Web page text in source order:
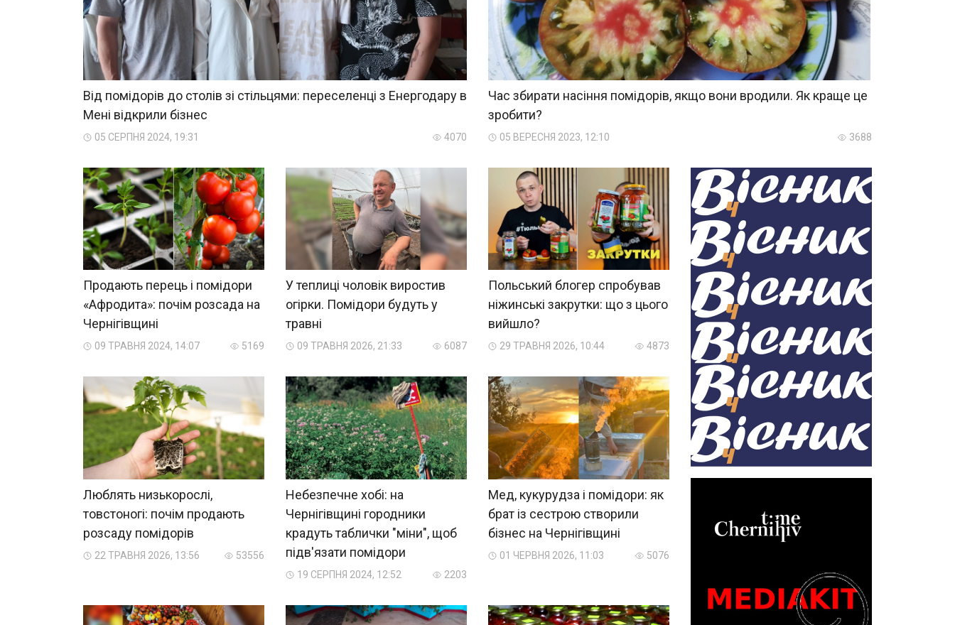
Від помідорів до столів зі стільцями: переселенці з Енергодару в
Мені відкрили бізнес
05 СЕРПНЯ 2024, 19:31 4070
Час збирати насіння помідорів, якщо вони вродили. Як краще це
зробити?
05 ВЕРЕСНЯ 2023, 12:10 3688
Продають перець і помідори
«Афродита»: почім розсада на
Чернігівщині
09 ТРАВНЯ 2024, 14:07 5169
У теплиці чоловік виростив
огірки. Помідори будуть у
травні
09 ТРАВНЯ 2026, 21:33 6087
Польський блогер спробував
ніжинські закрутки: що з цього
вийшло?
29 ТРАВНЯ 2026, 10:44 4873
Люблять низькорослі,
товстоногі: почім продають
розсаду помідорів
22 ТРАВНЯ 2026, 13:56 53556
Небезпечне хобі: на
Чернігівщині городники
крадуть таблички "міни", щоб
підв'язати помідори
19 СЕРПНЯ 2024, 12:52 2203
Мед, кукурудза і помідори: як
брат із сестрою створили
бізнес на Чернігівщині
01 ЧЕРВНЯ 2026, 11:03 5076